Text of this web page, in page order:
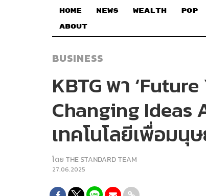
HOME NEWS WEALTH POP
ABOUT
BUSINESS
KBTG พา
Changing Ideas
เทคโนโลยีเพื่อมนุ
โดย THE STANDARD TEAM
27.06.2025